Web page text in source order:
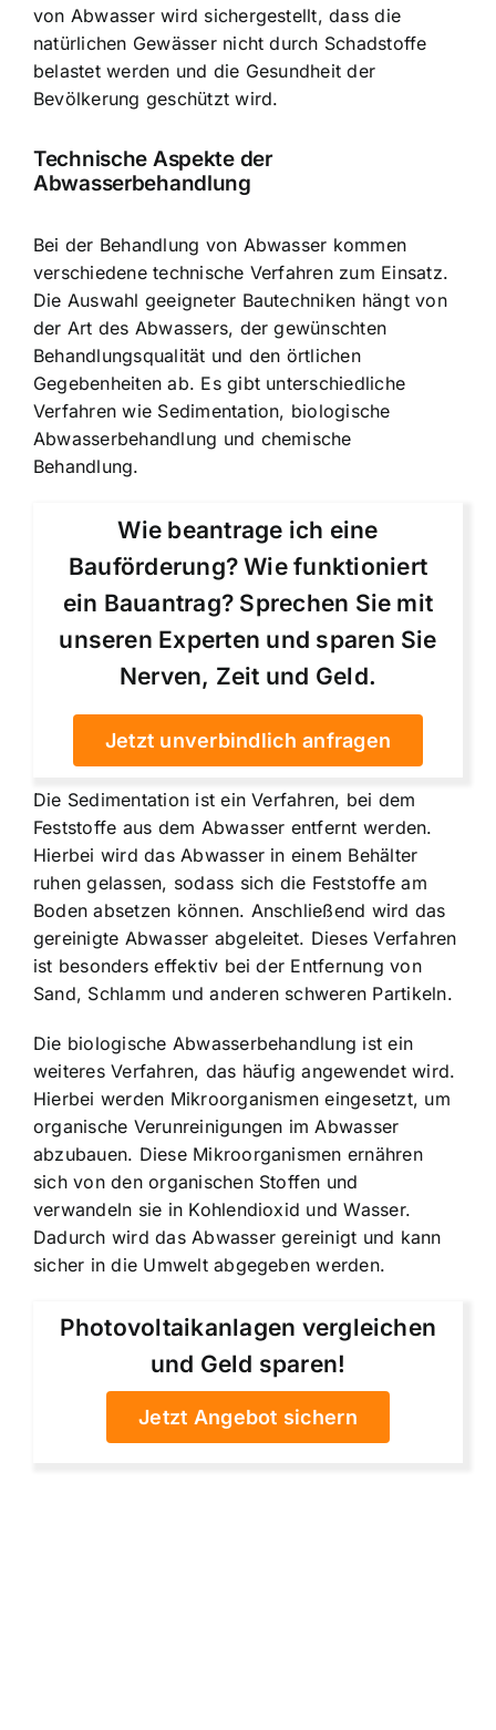
von Abwasser wird sichergestellt, dass die
natürlichen Gewässer nicht durch Schadstoffe
belastet werden und die Gesundheit der
Bevölkerung geschützt wird.
Technische Aspekte der
Abwasserbehandlung
Bei der Behandlung von Abwasser kommen
verschiedene technische Verfahren zum Einsatz.
Die Auswahl geeigneter Bautechniken hängt von
der Art des Abwassers, der gewünschten
Behandlungsqualität und den örtlichen
Gegebenheiten ab. Es gibt unterschiedliche
Verfahren wie Sedimentation, biologische
Abwasserbehandlung und chemische
Behandlung.
Wie beantrage ich eine
Bauförderung? Wie funktioniert
ein Bauantrag? Sprechen Sie mit
unseren Experten und sparen Sie
Nerven, Zeit und Geld.
Jetzt unverbindlich anfragen
Die Sedimentation ist ein Verfahren, bei dem
Feststoffe aus dem Abwasser entfernt werden.
Hierbei wird das Abwasser in einem Behälter
ruhen gelassen, sodass sich die Feststoffe am
Boden absetzen können. Anschließend wird das
gereinigte Abwasser abgeleitet. Dieses Verfahren
ist besonders effektiv bei der Entfernung von
Sand, Schlamm und anderen schweren Partikeln.
Die biologische Abwasserbehandlung ist ein
weiteres Verfahren, das häufig angewendet wird.
Hierbei werden Mikroorganismen eingesetzt, um
organische Verunreinigungen im Abwasser
abzubauen. Diese Mikroorganismen ernähren
sich von den organischen Stoffen und
verwandeln sie in Kohlendioxid und Wasser.
Dadurch wird das Abwasser gereinigt und kann
sicher in die Umwelt abgegeben werden.
Photovoltaikanlagen vergleichen
und Geld sparen!
Jetzt Angebot sichern